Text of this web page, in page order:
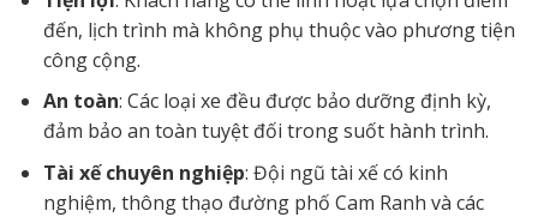
đến, lịch trình mà không phụ thuộc vào phương tiện
công cộng.
An toàn: Các loại xe đều được bảo dưỡng định kỳ,
đảm bảo an toàn tuyệt đối trong suốt hành trình.
Tài xế chuyên nghiệp: Đội ngũ tài xế có kinh
nghiệm, thông thạo đường phố Cam Ranh và các